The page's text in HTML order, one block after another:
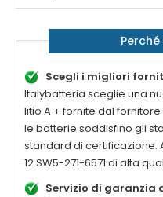
Scegli i migliori
Italybatteria sceglie una
litio A + fornite dal
le batterie soddisfino gli
standard di certificazione.
12 SW5-271-6571 di alta
Servizio di garanzia